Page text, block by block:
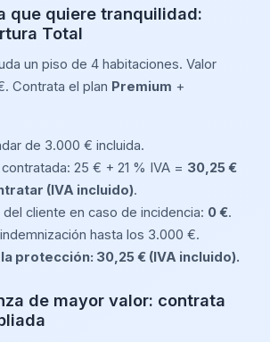
que quiere tranquilidad:
Total
un piso de 4 habitaciones. Valor
Contrata el plan Premium +
de 3.000 € incluida.
25 € + 21 % IVA = 30,25 €
(IVA incluido).
cliente en caso de incidencia: 0 €.
hasta los 3.000 €.
protección: 30,25 € (IVA incluido).
de mayor valor: contrata